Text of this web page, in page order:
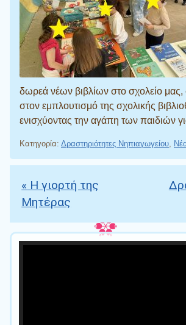
δωρεά νέων βιβλίων στο σχολείο
στον εμπλουτισμό της σχολικής
ενισχύοντας την αγάπη των παιδιών
Κατηγορία: Δραστηριότητες Νηπιαγωγείου,
Πλοήγηση
« Η γιορτή της
Μητέρας
Πρόγραμμα